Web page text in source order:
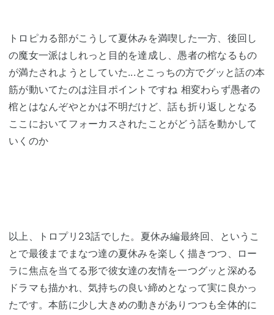
トロピカる部がこうして夏休みを満喫した一方、後回し
の魔女一派はしれっと目的を達成し、愚者の棺なるもの
が満たされようとしていた...とこっちの方でグッと話の本
筋が動いてたのは注目ポイントですね 相変わらず愚者の
棺とはなんぞやとかは不明だけど、話も折り返しとなる
ここにおいてフォーカスされたことがどう話を動かして
いくのか
以上、トロプリ23話でした。夏休み編最終回、というこ
とで最後までまなつ達の夏休みを楽しく描きつつ、ロー
ラに焦点を当てる形で彼女達の友情を一つグッと深める
ドラマも描かれ、気持ちの良い締めとなって実に良かっ
たです。本筋に少し大きめの動きがありつつも全体的に